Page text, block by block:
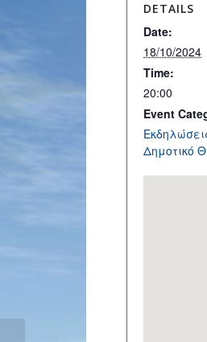
DETAILS
Date:
18/10/2024
Time:
20:00
Event
Δημοτικό